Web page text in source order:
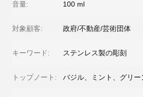
音量: 100 ml
対象顧客: 政府/不動産/芸術団体
キーワード: ステンレス製の彫刻
トップノート: バジル、ミント、グリー